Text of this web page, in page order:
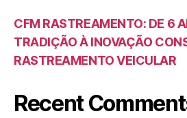
CFM RASTREAMENTO: DE 6
TRADIÇÃO À INOVAÇÃO
RASTREAMENTO VEICULAR
Recent